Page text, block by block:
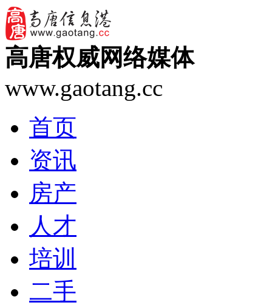
高唐权威网络媒体
www.gaotang.cc
首页
资讯
房产
人才
培训
二手